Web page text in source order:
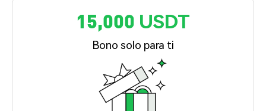
15,000 USDT
Bono solo para ti